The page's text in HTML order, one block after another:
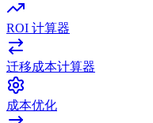
ROI 计算器
迁移成本计算器
成本优化